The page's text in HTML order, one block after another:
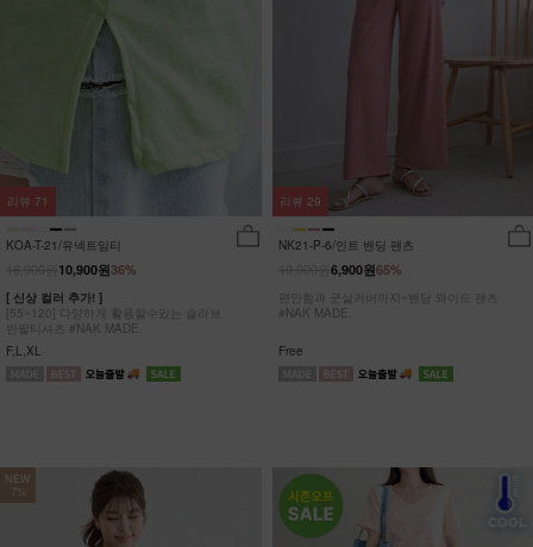
KOA-T-21/유넥트임티
36%
10,900원
[ 신상 컬러 추가! ]
[55~120] 다양하게 활용할수있는 슬라브
반팔티셔츠 #NAK MADE.
F,L,XL
리뷰 71
NK21-P-6/인트 밴딩 팬츠
65%
6,900원
편안함과 군살커버까지~밴딩 와이드 팬츠
#NAK MADE.
Free
리뷰 29
NEW
7%